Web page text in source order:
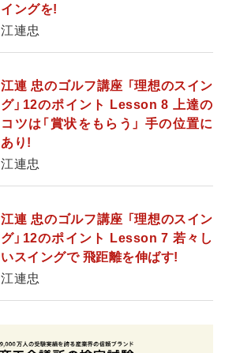
イングを!
江連忠
江連 忠のゴルフ講座 「理想のスイン
グ」12のポイント Lesson 8 上達の
コツは「賞状をもらう」 手の位置に
あり!
江連忠
江連 忠のゴルフ講座 「理想のスイン
グ」12のポイント Lesson 7 若々し
いスイングで 飛距離を伸ばす!
江連忠